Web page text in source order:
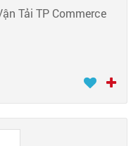
Tải TP Commerce